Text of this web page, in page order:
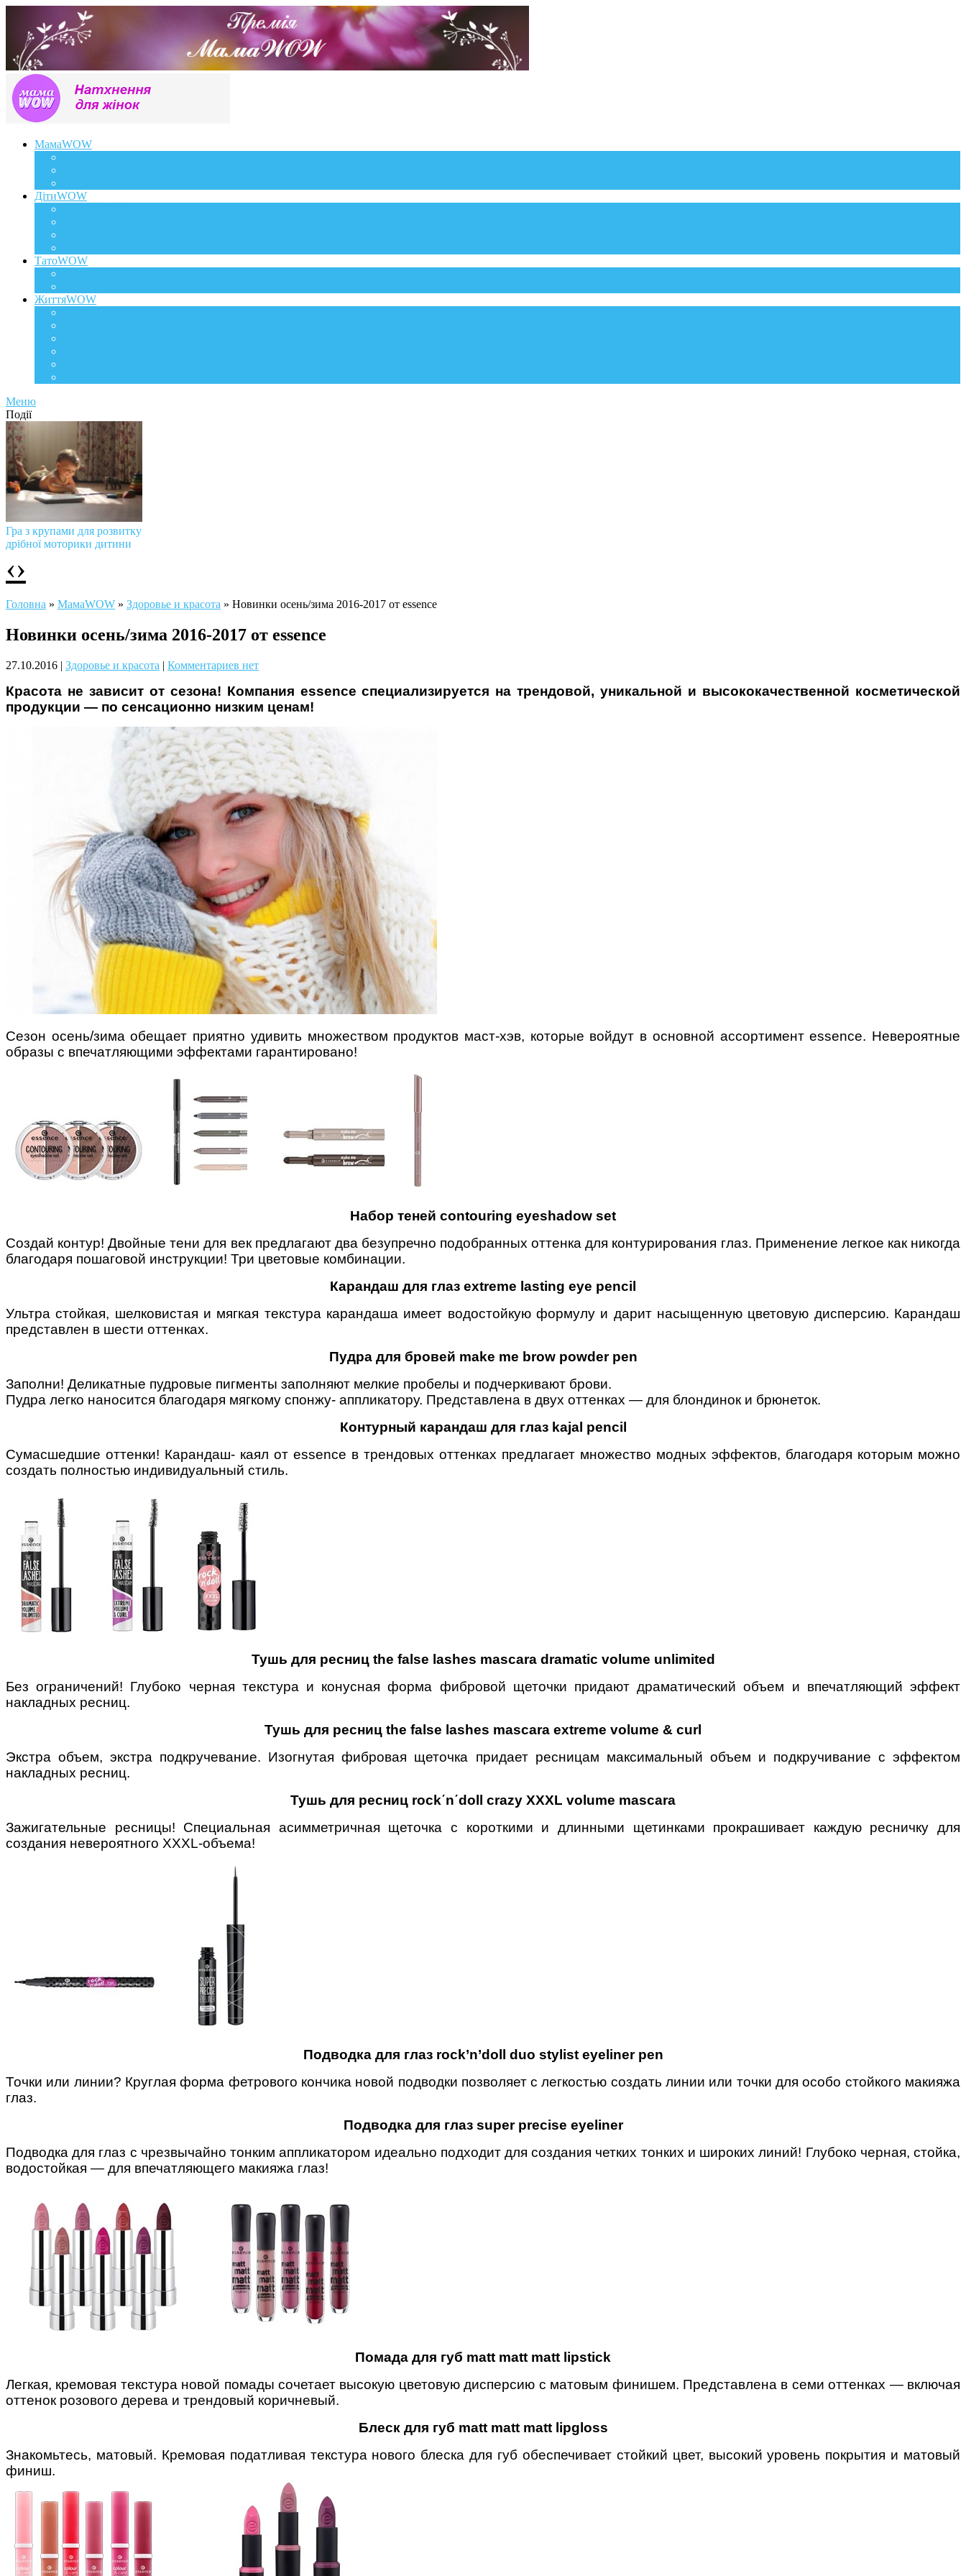
МамаWOW
ДітиWOW
ТатоWOW
ЖиттяWOW
Меню
Події
Гра з крупами для розвитку
дрібної моторики дитини
Чому дітям корисно читати
Материнське вигорання: як
Як підготувати дитину до
навчального року? Поради
Поради багатодітної мами:
особистісний розвиток в
Ми запитали у зіркових
‹›
Головна » МамаWOW » Здоровье и красота » Новинки осень/зима 2016-2017 от essence
Новинки осень/зима 2016-2017 от essence
27.10.2016 | Здоровье и красота | Комментариев нет
Красота не зависит от сезона! Компания essence специализируется на трендовой, уникальной и высококачественной косметической
продукции — по сенсационно низким ценам!
Сезон осень/зима обещает приятно удивить множеством продуктов маст-хэв, которые войдут в основной ассортимент essence. Невероятные
образы с впечатляющими эффектами гарантировано!
Набор теней contouring eyeshadow set
Создай контур! Двойные тени для век предлагают два безупречно подобранных оттенка для контурирования глаз. Применение легкое как никогда
благодаря пошаговой инструкции! Три цветовые комбинации.
Карандаш для глаз extreme lasting eye pencil
Ультра стойкая, шелковистая и мягкая текстура карандаша имеет водостойкую формулу и дарит насыщенную цветовую дисперсию. Карандаш
представлен в шести оттенках.
Пудра для бровей make me brow powder pen
Заполни! Деликатные пудровые пигменты заполняют мелкие пробелы и подчеркивают брови.
Пудра легко наносится благодаря мягкому спонжу- аппликатору. Представлена в двух оттенках — для блондинок и брюнеток.
Контурный карандаш для глаз kajal pencil
Сумасшедшие оттенки! Карандаш- каял от essence в трендовых оттенках предлагает множество модных эффектов, благодаря которым можно
создать полностью индивидуальный стиль.
Тушь для ресниц the false lashes mascara dramatic volume unlimited
Без ограничений! Глубоко черная текстура и конусная форма фибровой щеточки придают драматический объем и впечатляющий эффект
накладных ресниц.
Тушь для ресниц the false lashes mascara extreme volume & curl
Экстра объем, экстра подкручевание. Изогнутая фибровая щеточка придает ресницам максимальный объем и подкручивание с эффектом
накладных ресниц.
Тушь для ресниц rock΄n΄doll crazy XXXL volume mascara
Зажигательные ресницы! Специальная асимметричная щеточка с короткими и длинными щетинками прокрашивает каждую ресничку для
создания невероятного XXXL-объема!
Подводка для глаз rock’n’doll duo stylist eyeliner pen
Точки или линии? Круглая форма фетрового кончика новой подводки позволяет с легкостью создать линии или точки для особо стойкого макияжа
глаз.
Подводка для глаз super precise eyeliner
Подводка для глаз с чрезвычайно тонким аппликатором идеально подходит для создания четких тонких и широких линий! Глубоко черная, стойка,
водостойкая — для впечатляющего макияжа глаз!
Помада для губ matt matt matt lipstick
Легкая, кремовая текстура новой помады сочетает высокую цветовую дисперсию с матовым финишем. Представлена в семи оттенках — включая
оттенок розового дерева и трендовый коричневый.
Блеск для губ matt matt matt lipgloss
Знакомьтесь, матовый. Кремовая податливая текстура нового блеска для губ обеспечивает стойкий цвет, высокий уровень покрытия и матовый
финиш.